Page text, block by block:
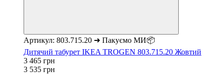
Артикул: 803.715.20 ➜ Пакуємо МИ📦
Дитячий табурет IKEA TROGEN 803.715.20 Жовтий
3 465 грн
3 535 грн